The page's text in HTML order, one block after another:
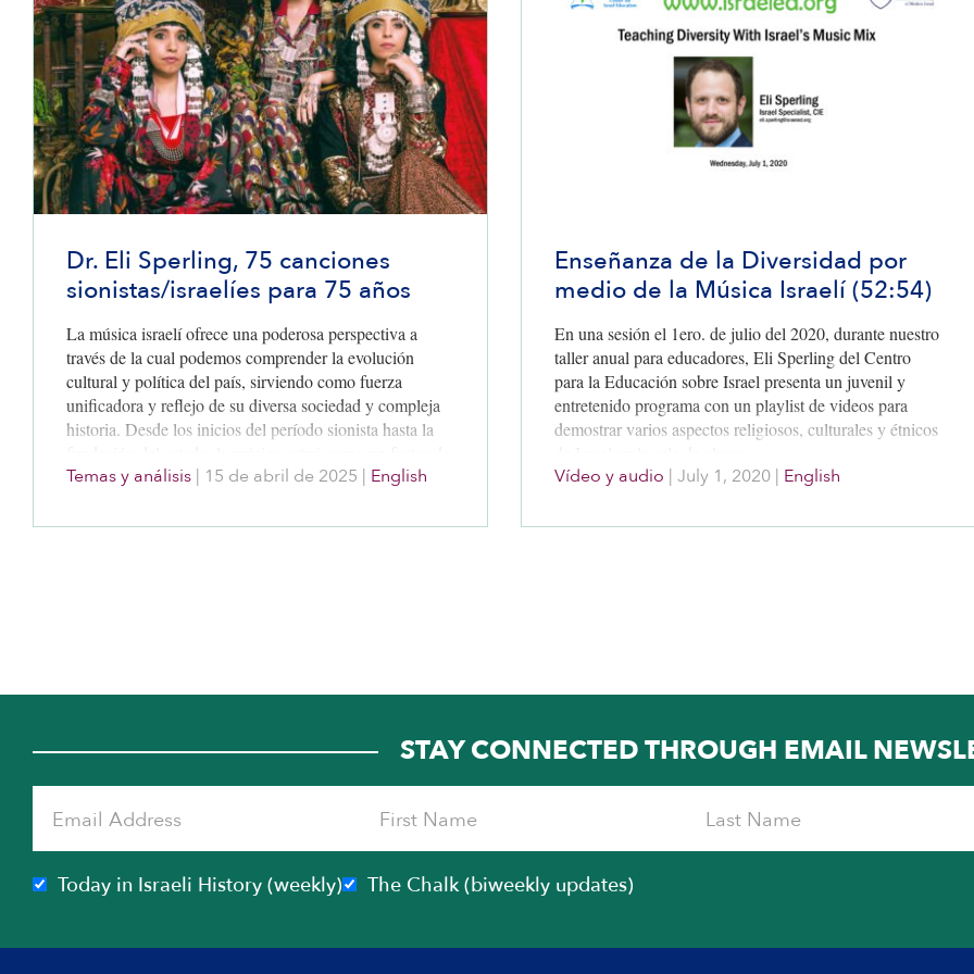
Dr. Eli Sperling, 75 canciones
sionistas/israelíes para 75 años
La música israelí ofrece una poderosa perspectiva a
través de la cual podemos comprender la evolución
cultural y política del país, sirviendo como fuerza
unificadora y reflejo de su diversa sociedad y compleja
historia. Desde los inicios del período sionista hasta la
unión cultural hebreo y desempeñó un papel central en
y cultura nacional israelí a través de canciones, melodías
colectivas, definiendo el judaísmo en el estado judío,
Temas y análisis | 15 de abril de 2025 | English
Enseñanza de la Diversidad por
medio de la Música Israelí (52:54)
En una sesión el 1ero. de julio del 2020, durante nuestro
taller anual para educadores, Eli Sperling del Centro
para la Educación sobre Israel presenta un juvenil y
entretenido programa con un playlist de videos para
demostrar varios aspectos religiosos, culturales y étnicos
Vídeo y audio | July 1, 2020 | English
STAY CONNECTED THROUGH EMAIL
Today in Israeli History (weekly) The Chalk (biweekly updates)